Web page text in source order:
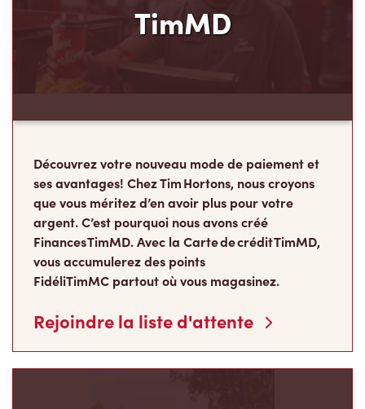
TimMD
Découvrez votre nouveau mode de paiement et
ses avantages! Chez Tim Hortons, nous croyons
que vous méritez d’en avoir plus pour votre
argent. C’est pourquoi nous avons créé
Finances TimMD. Avec la Carte de crédit TimMD,
vous accumulerez des points
FidéliTimMC partout où vous magasinez.
Rejoindre la liste d'attente